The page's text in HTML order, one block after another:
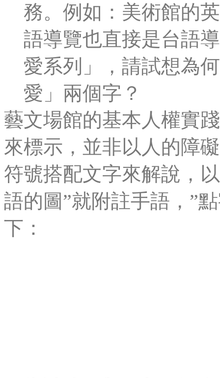
務。例如：美術館的
語導覽也直接是台語
愛系列」，請試想為
愛」兩個字？
藝文場館的基本人權實
來標示，並非以人的障
符號搭配文字來解說，
語的圖”就附註手語，”
下：